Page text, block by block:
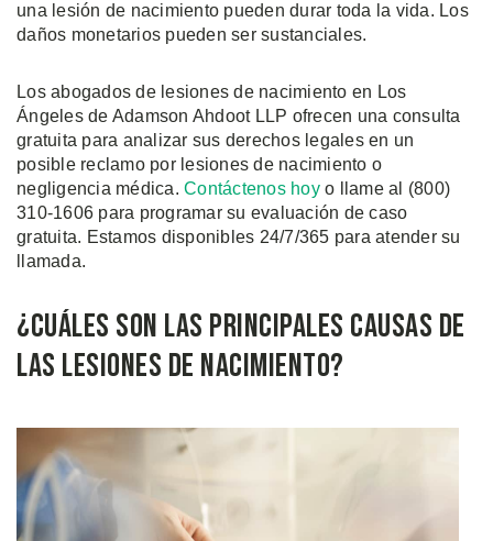
una lesión de nacimiento pueden durar toda la vida. Los
daños monetarios pueden ser sustanciales.
Los abogados de lesiones de nacimiento en Los
Ángeles de Adamson Ahdoot LLP ofrecen una consulta
gratuita para analizar sus derechos legales en un
posible reclamo por lesiones de nacimiento o
negligencia médica. Contáctenos hoyo llame al (800)
310-1606 para programar su evaluación de caso
gratuita. Estamos disponibles 24/7/365 para atender su
llamada.
¿Cuáles Son Las Principales Causas de
Las Lesiones de Nacimiento?